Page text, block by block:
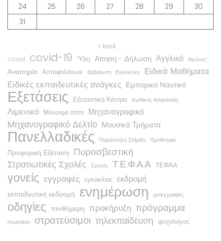
24
25 26 27 28 29
30
31
« Ιούλ
covid covid-19 Ύλη Αίτηση - Δήλωση Αγγλικά Αγώνες
Αναπηρία Αστυφυλάκων Βεβαίωση Εγκύκλιος Ειδικά Μαθήματα
Ειδικές εκπαιδευτικές ανάγκες Εμπορικό Ναυτικό
Εξετάσεις Εξεταστικά Κέντρα Κωδικός Ασφαλείας
Λιμενικό Μένουμε σπίτι Μηχανογραφικό
Μηχανογραφικό Δελτίο Μουσικά Τμήματα
Πανελλαδικές Παράλληλη Στήριξη Προθεσμία
Προφορική Εξέταση Πυροσβεστική
Στρατιωτικές Σχολές
Σχολές Τ.Ε.Φ.Α.Α ΤΕΦΑΑ
γονείς εγγραφές εγκύκλιος εκδρομή
εκπαιδευτική εκδρομή ενημέρωση μετεγγραφές
οδηγίες πενθήμερη προκήρυξη πρόγραμμα
σεμινάριο στρατεύσιμοι τηλεκπαίδευση ψυχολόγος